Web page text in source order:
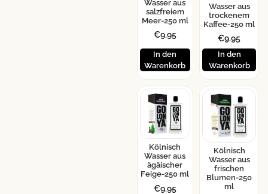
Wasser aus
salzfreiem
Meer-250 ml
€9.95
In den
Warenkorb
Wasser aus
trockenem
Kaffee-250 ml
€9.95
In den
Warenkorb
Kölnisch
Wasser aus
ägäischer
Feige-250 ml
€9.95
Kölnisch
Wasser aus
frischen
Blumen-250
ml